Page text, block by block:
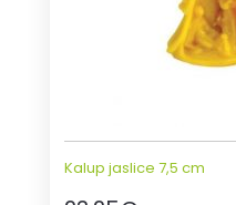
Kalup jaslice 7,5 cm